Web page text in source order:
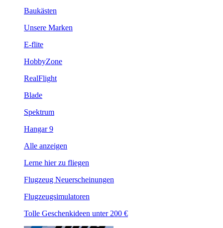
Baukästen
Unsere Marken
E-flite
HobbyZone
RealFlight
Blade
Spektrum
Hangar 9
Alle anzeigen
Lerne hier zu fliegen
Flugzeug Neuerscheinungen
Flugzeugsimulatoren
Tolle Geschenkideen unter 200 €